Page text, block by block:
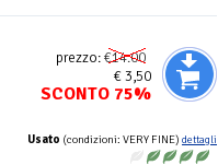
prezzo:€14.00
€ 3,50
SCONTO 75%
Usato (condizioni: VERY FINE) dettagli